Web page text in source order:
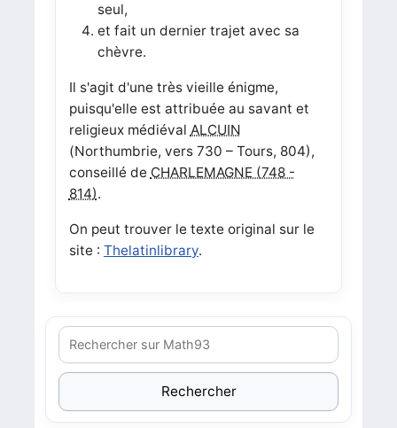
seul,
et fait un dernier trajet avec sa
chèvre.
Il s'agit d'une très vieille énigme,
puisqu'elle est attribuée au savant et
religieux médiéval ALCUIN
(Northumbrie, vers 730 – Tours, 804),
conseillé de CHARLEMAGNE (748 -
814).
On peut trouver le texte original sur le
site : Thelatinlibrary.
Rechercher